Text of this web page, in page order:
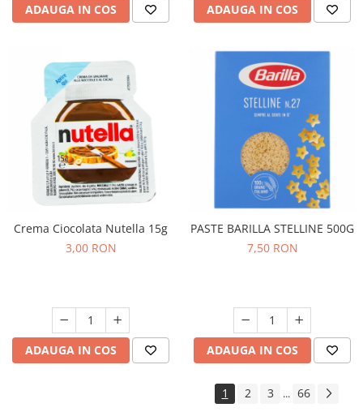
ADAUGA IN COS ADAUGA IN COS
Crema Ciocolata Nutella 15g
3,00 RON
ADAUGA IN COS
PASTE BARILLA STELLINE 500G
7,50 RON
ADAUGA IN COS
1 2 3 ... 66